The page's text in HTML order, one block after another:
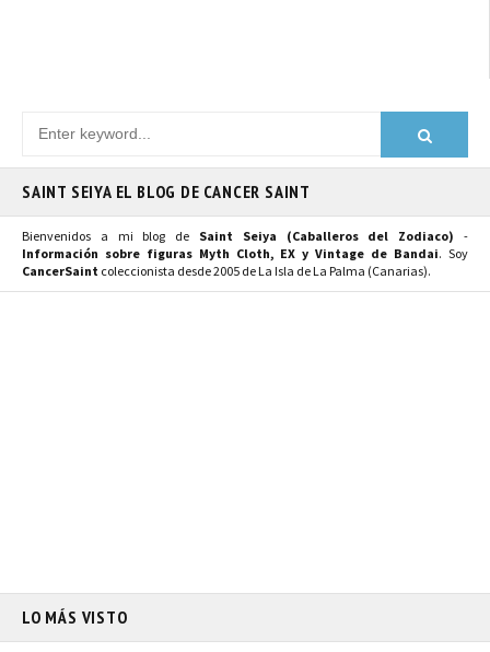
SAINT SEIYA EL BLOG DE CANCER SAINT
Bienvenidos a mi blog de Saint Seiya (Caballeros del Zodiaco) -
Información sobre figuras Myth Cloth, EX y Vintage de Bandai. Soy
CancerSaint coleccionista desde 2005 de La Isla de La Palma (Canarias).
LO MÁS VISTO